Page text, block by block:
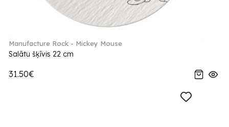
Manufacture Rock - Mickey Mouse
Salātu šķīvis 22 cm
31.50€